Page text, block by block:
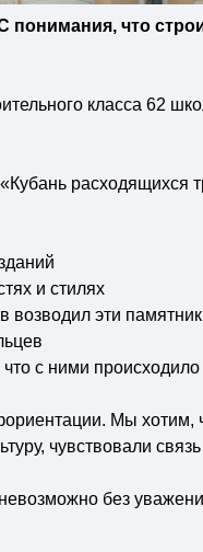
понимания, что
класса 62
и стилях
возводил эти
с ними происходило
Мы
чувствовали
без